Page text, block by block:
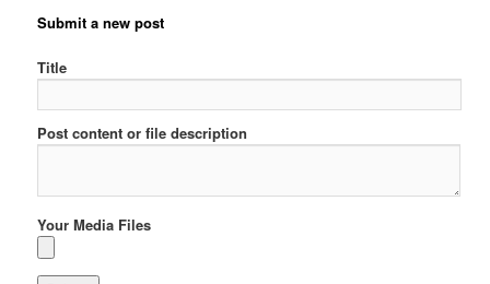
Submit a new post
Title
Post content or file description
Your Media Files